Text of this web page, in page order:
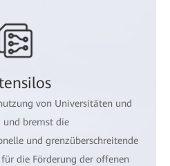
von Universitäten und
bremst die
und grenzüberschreitende
die Förderung der offenen